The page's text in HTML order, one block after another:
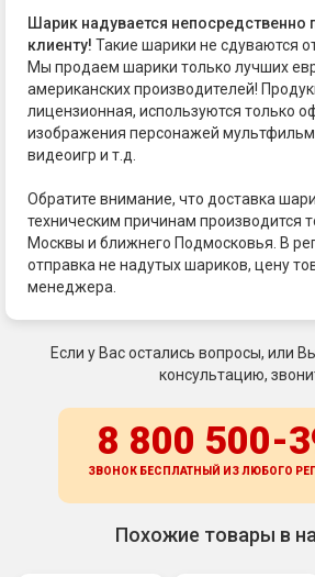
Шарик надувается непосредственно
клиенту! Такие шарики не сдуваются
Мы продаем шарики только лучших
американских производителей!
лицензионная, используются только
изображения персонажей
видеоигр и т.д.
Обратите внимание, что доставка
техническим причинам производится
Москвы и ближнего Подмосковья. В
отправка не надутых шариков, цену
менеджера.
Если у Вас остались вопросы, или
консультацию,
8 800 500-
ЗВОНОК БЕСПЛАТНЫЙ ИЗ ЛЮБОГО
Похожие товары в